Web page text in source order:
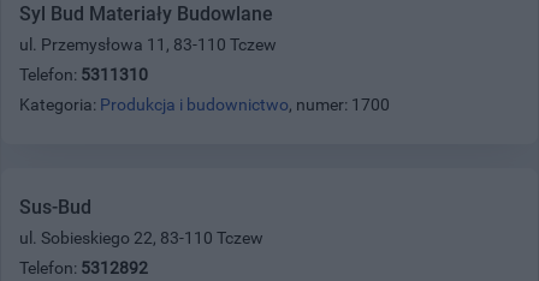
Syl Bud Materiały Budowlane
ul. Przemysłowa 11, 83-110 Tczew
Telefon: 5311310
Kategoria: Produkcja i budownictwo, numer: 1700
Sus-Bud
ul. Sobieskiego 22, 83-110 Tczew
Telefon: 5312892